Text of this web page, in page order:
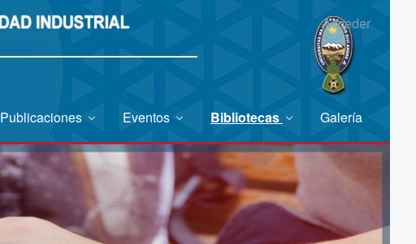
Acceder
Publicaciones Eventos Bibliotecas Galería